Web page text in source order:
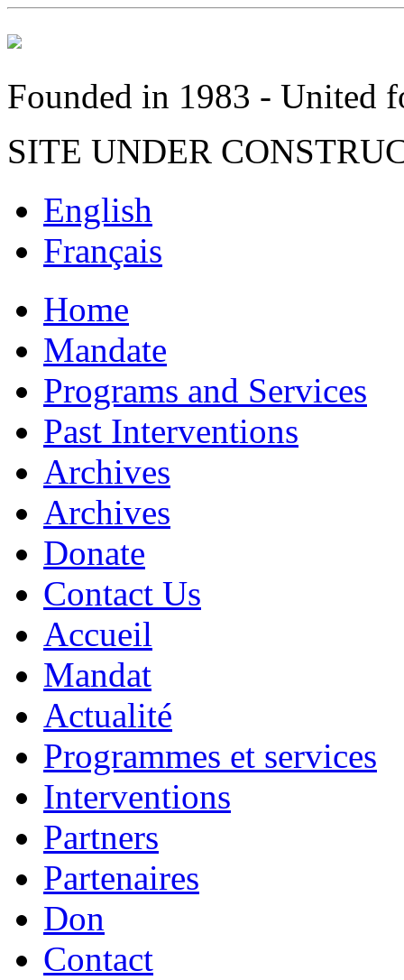
Founded in 1983 - United
SITE UNDER
English
Français
Home
Mandate
Programs and Services
Past Interventions
Archives
Archives
Donate
Contact Us
Accueil
Mandat
Actualité
Programmes et services
Interventions
Partners
Partenaires
Don
Contact